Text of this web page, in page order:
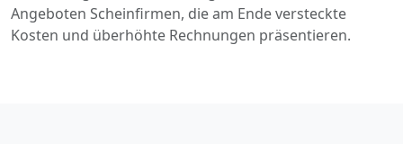
Angeboten Scheinfirmen, die am Ende versteckte
Kosten und überhöhte Rechnungen präsentieren.